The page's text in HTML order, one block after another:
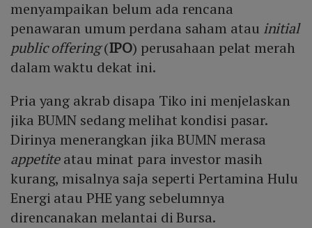
menyampaikan belum ada rencana
penawaran umum perdana saham atau initial
public offering(IPO) perusahaan pelat merah
dalam waktu dekat ini.
Pria yang akrab disapa Tiko ini menjelaskan
jika BUMN sedang melihat kondisi pasar.
Dirinya menerangkan jika BUMN merasa
appetiteatau minat para investor masih
kurang, misalnya saja seperti Pertamina Hulu
Energi atau PHE yang sebelumnya
direncanakan melantai di Bursa.